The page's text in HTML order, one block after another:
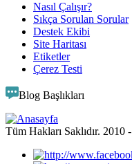
Nasıl Çalışır?
Sıkça Sorulan Sorular
Destek Ekibi
Site Haritası
Etiketler
Çerez Testi
Blog Başlıkları
Tüm Hakları Saklıdır. 2010 -